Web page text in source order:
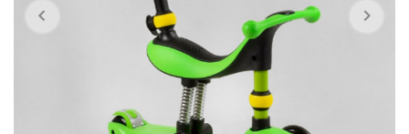
Previous Next